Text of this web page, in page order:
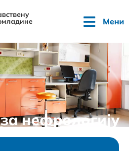
Мени
нефрологију